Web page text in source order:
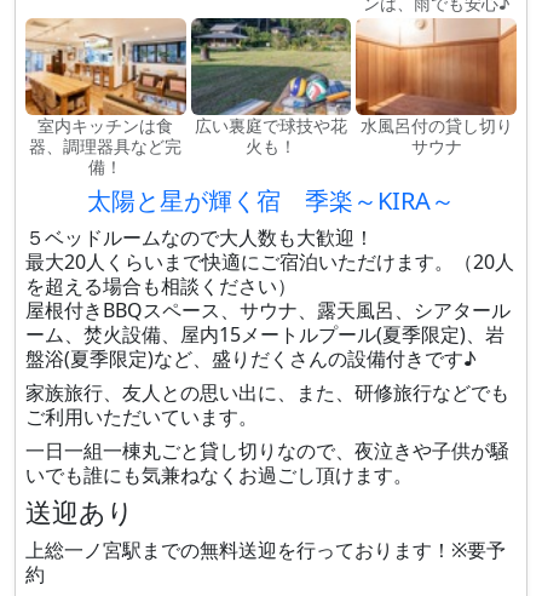
室内キッチンは食
器、調理器具など完
備！
広い裏庭で球技や花
火も！
水風呂付の貸し切り
サウナ
太陽と星が輝く宿 季楽～KIRA～
５ベッドルームなので大人数も大歓迎！
最大20人くらいまで快適にご宿泊いただけます。（20人
を超える場合も相談ください）
屋根付きBBQスペース、サウナ、露天風呂、シアタール
ーム、焚火設備、屋内15メートルプール(夏季限定)、岩
盤浴(夏季限定)など、盛りだくさんの設備付きです♪
家族旅行、友人との思い出に、また、研修旅行などでも
ご利用いただいています。
一日一組一棟丸ごと貸し切りなので、夜泣きや子供が騒
いでも誰にも気兼ねなくお過ごし頂けます。
送迎あり
上総一ノ宮駅までの無料送迎を行っております！※要予
約